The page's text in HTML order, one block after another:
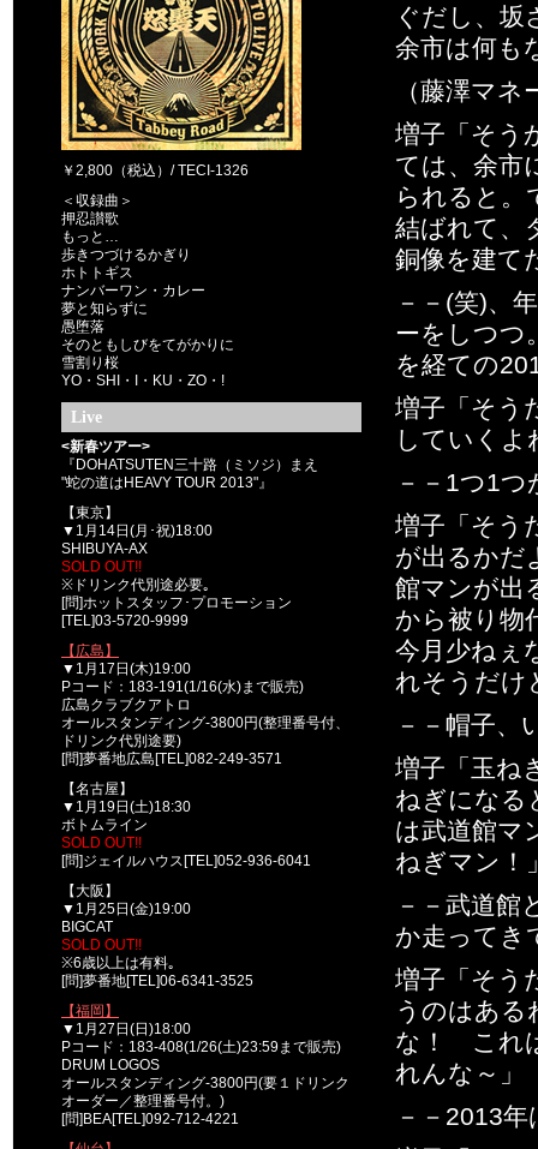
￥2,800（税込）/ TECI-1326
＜収録曲＞
押忍讃歌
もっと…
歩きつづけるかぎり
ホトトギス
ナンバーワン・カレー
夢と知らずに
愚堕落
そのともしびをてがかりに
雪割り桜
YO・SHI・I・KU・ZO・!
Live
<新春ツアー>
『DOHATSUTEN三十路（ミソジ）まえ
"蛇の道はHEAVY TOUR 2013"』
【東京】
▼1月14日(月･祝)18:00
SHIBUYA-AX
SOLD OUT!!
※ドリンク代別途必要｡
[問]ホットスタッフ･プロモーション
[TEL]03-5720-9999
【広島】
▼1月17日(木)19:00
Pコード：183-191(1/16(水)まで販売)
広島クラブクアトロ
オールスタンディング-3800円(整理番号付、
ドリンク代別途要)
[問]夢番地広島[TEL]082-249-3571
【名古屋】
▼1月19日(土)18:30
ボトムライン
SOLD OUT!!
[問]ジェイルハウス[TEL]052-936-6041
【大阪】
▼1月25日(金)19:00
BIGCAT
SOLD OUT!!
※6歳以上は有料｡
[問]夢番地[TEL]06-6341-3525
【福岡】
▼1月27日(日)18:00
Pコード：183-408(1/26(土)23:59まで販売)
DRUM LOGOS
オールスタンディング-3800円(要１ドリンク
オーダー／整理番号付。)
[問]BEA[TEL]092-712-4221
ぐだし、坂
余市は何も
（藤澤マ
増子「そう
ては、余市
られると。
結ばれて、
銅像を建て
－－(笑)、
ーをしつつ
を経ての
増子「そう
していくよ
－－1つ1つ
増子「そう
が出るかだ
館マンが出
から被り物
今月少ねぇ
れそうだけ
－－帽子、
増子「玉ね
ねぎになる
は武道館マ
ねぎマン！
－－武道
か走ってき
増子「そう
うのはあ
な！ これ
れんな～」
－－2013